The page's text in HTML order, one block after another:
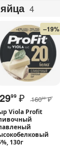
4
–19%
99 ₽ 16099 ₽
Viola Profit
130г